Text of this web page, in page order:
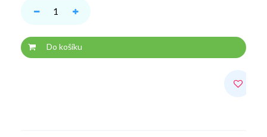
Do košíku